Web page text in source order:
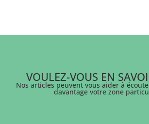
VOULEZ-VOUS EN
Nos articles peuvent vous aider à
davantage votre zone